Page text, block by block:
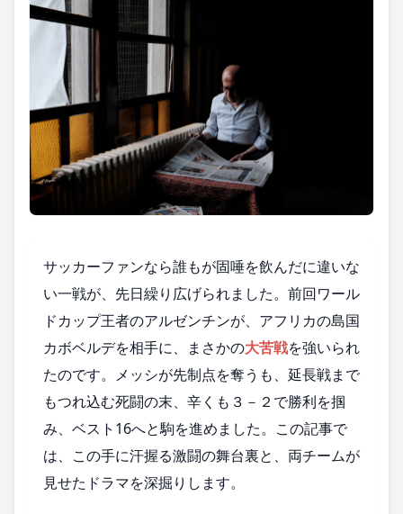
サッカーファンなら誰もが固唾を飲んだに違いな
い一戦が、先日繰り広げられました。前回ワール
ドカップ王者のアルゼンチンが、アフリカの島国
カボベルデを相手に、まさかの大苦戦を強いられ
たのです。メッシが先制点を奪うも、延長戦まで
もつれ込む死闘の末、辛くも３－２で勝利を掴
み、ベスト16へと駒を進めました。この記事で
は、この手に汗握る激闘の舞台裏と、両チームが
見せたドラマを深掘りします。